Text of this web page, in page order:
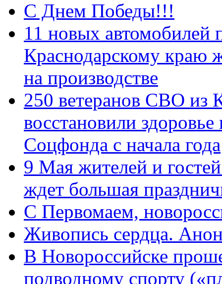
С Днем Победы!!!
11 новых автомобилей
Краснодарскому краю
на производстве
250 ветеранов СВО из
восстановили
Соцфонда с начала года
9 Мая жителей и
ждет большая
C Первомаем,
Живопись сердца.
В Новороссийске
подводному спорту